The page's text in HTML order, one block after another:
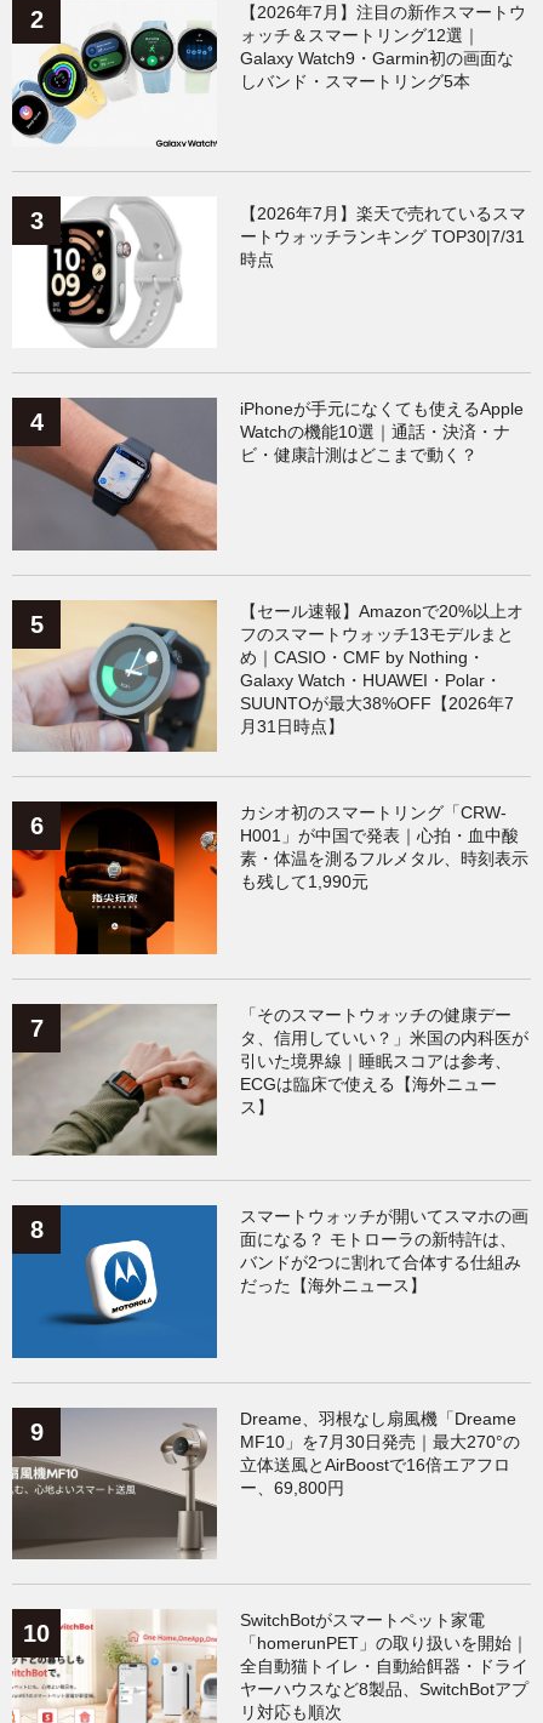
【2026年7月】注目の新作スマートウ
ォッチ＆スマートリング12選｜
Galaxy Watch9・Garmin初の画面な
しバンド・スマートリング5本
【2026年7月】楽天で売れているスマ
ートウォッチランキング TOP30|7/31
時点
iPhoneが手元になくても使えるApple
Watchの機能10選｜通話・決済・ナ
ビ・健康計測はどこまで動く？
【セール速報】Amazonで20%以上オ
フのスマートウォッチ13モデルまと
め｜CASIO・CMF by Nothing・
Galaxy Watch・HUAWEI・Polar・
SUUNTOが最大38%OFF【2026年7
月31日時点】
カシオ初のスマートリング「CRW-
H001」が中国で発表｜心拍・血中酸
素・体温を測るフルメタル、時刻表示
も残して1,990元
「そのスマートウォッチの健康デー
タ、信用していい？」米国の内科医が
引いた境界線｜睡眠スコアは参考、
ECGは臨床で使える【海外ニュー
ス】
スマートウォッチが開いてスマホの画
面になる？ モトローラの新特許は、
バンドが2つに割れて合体する仕組み
だった【海外ニュース】
Dreame、羽根なし扇風機「Dreame
MF10」を7月30日発売｜最大270°の
立体送風とAirBoostで16倍エアフロ
ー、69,800円
SwitchBotがスマートペット家電
「homerunPET」の取り扱いを開始｜
全自動猫トイレ・自動給餌器・ドライ
ヤーハウスなど8製品、SwitchBotアプ
リ対応も順次